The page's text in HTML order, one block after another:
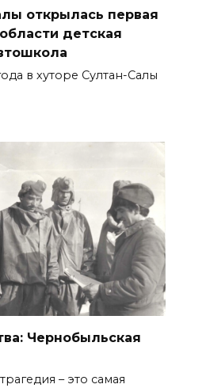
открылась первая
детская
в хуторе Султан-Салы
Чернобыльская
– это самая